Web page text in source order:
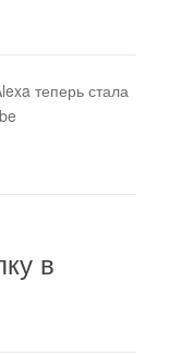
теперь стала
в